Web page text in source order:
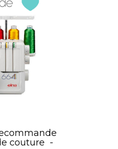
couture